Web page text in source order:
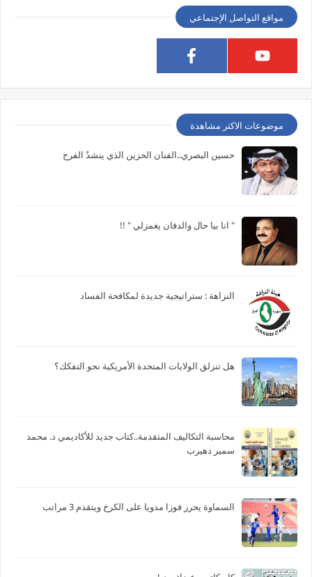
مواقع التواصل الإجتماعي
موضوعات الاكثر مشاهدة
حسين البصري..الفنان الحزين الذي ينشدُ الفرح
" انا بيا حال والدفان يغمزلي " !!
النزاهة : ستراتيجية جديدة لمكافحة الفساد
هل تنزلق الولايات المتحدة الأمريكية نحو التفكك؟
محاسبة التكاليف المتقدمة..كتاب جديد للأكاديمي د. محمد
سمير دهيرب
السماوة يحرز فوزا مدويا على الكرخ ويتقدم 3 مراتب